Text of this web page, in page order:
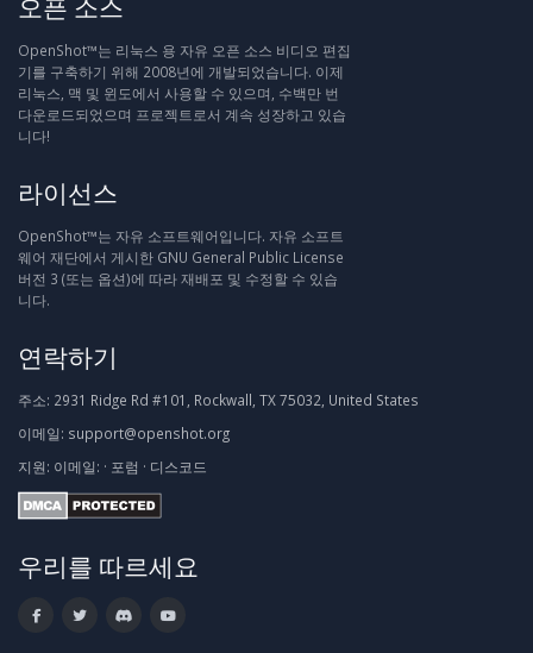
OpenShot™는 리눅스 용 자유 오픈 소스 비디오 편집
기를 구축하기 위해 2008년에 개발되었습니다. 이제
리눅스, 맥 및 윈도에서 사용할 수 있으며, 수백만 번
다운로드되었으며 프로젝트로서 계속 성장하고 있습
니다!
라이선스
OpenShot™는 자유 소프트웨어입니다. 자유 소프트
웨어 재단에서 게시한 GNU General Public License
버전 3 (또는 옵션)에 따라 재배포 및 수정할 수 있습
니다.
연락하기
주소: 2931 Ridge Rd #101, Rockwall, TX 75032, United States
이메일: support@openshot.org
지원: 이메일: · 포럼 · 디스코드
우리를 따르세요